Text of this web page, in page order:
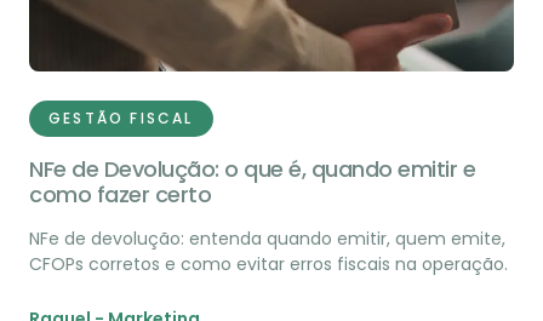
GESTÃO FISCAL
NFe de Devolução: o que é, quando emitir e
como fazer certo
NFe de devolução: entenda quando emitir, quem emite,
CFOPs corretos e como evitar erros fiscais na operação.